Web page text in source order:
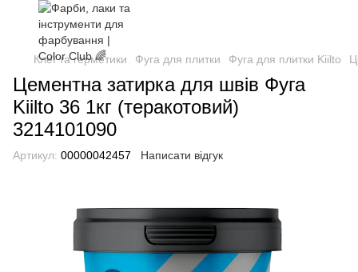
Клеї та герметики Фуга для плитки Фуга для плитки Kiilto
Цементна затирка для швів Фуга
Kiilto 36 1кг (теракотовий)
3214101090
Артикул: 00000042457 Написати відгук